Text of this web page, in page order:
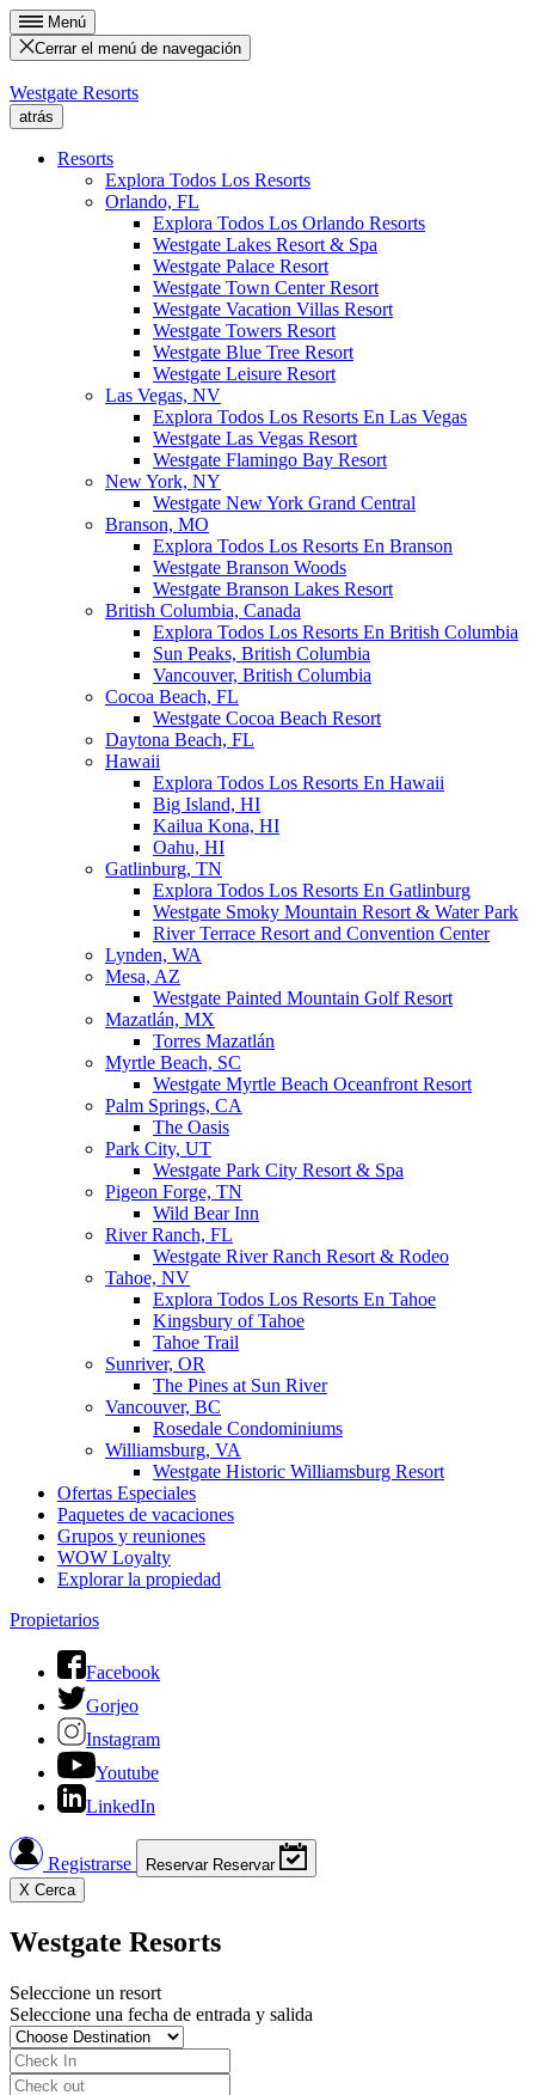
Menú
Cerrar el menú de navegación
Westgate Resorts
atrás
Resorts
Explora Todos Los Resorts
Orlando, FL
Explora Todos Los Orlando Resorts
Westgate Lakes Resort & Spa
Westgate Palace Resort
Westgate Town Center Resort
Westgate Vacation Villas Resort
Westgate Towers Resort
Westgate Blue Tree Resort
Westgate Leisure Resort
Las Vegas, NV
Explora Todos Los Resorts En Las Vegas
Westgate Las Vegas Resort
Westgate Flamingo Bay Resort
New York, NY
Westgate New York Grand Central
Branson, MO
Explora Todos Los Resorts En Branson
Westgate Branson Woods
Westgate Branson Lakes Resort
British Columbia, Canada
Explora Todos Los Resorts En British Columbia
Sun Peaks, British Columbia
Vancouver, British Columbia
Cocoa Beach, FL
Westgate Cocoa Beach Resort
Daytona Beach, FL
Hawaii
Explora Todos Los Resorts En Hawaii
Big Island, HI
Kailua Kona, HI
Oahu, HI
Gatlinburg, TN
Explora Todos Los Resorts En Gatlinburg
Westgate Smoky Mountain Resort & Water Park
River Terrace Resort and Convention Center
Lynden, WA
Mesa, AZ
Westgate Painted Mountain Golf Resort
Mazatlán, MX
Torres Mazatlán
Myrtle Beach, SC
Westgate Myrtle Beach Oceanfront Resort
Palm Springs, CA
The Oasis
Park City, UT
Westgate Park City Resort & Spa
Pigeon Forge, TN
Wild Bear Inn
River Ranch, FL
Westgate River Ranch Resort & Rodeo
Tahoe, NV
Explora Todos Los Resorts En Tahoe
Kingsbury of Tahoe
Tahoe Trail
Sunriver, OR
The Pines at Sun River
Vancouver, BC
Rosedale Condominiums
Williamsburg, VA
Westgate Historic Williamsburg Resort
Ofertas Especiales
Paquetes de vacaciones
Grupos y reuniones
WOW Loyalty
Explorar la propiedad
Propietarios
Facebook
Gorjeo
Instagram
Youtube
LinkedIn
Registrarse Reservar Reservar
X Cerca
Westgate Resorts
Seleccione un resort
Seleccione una fecha de entrada y salida